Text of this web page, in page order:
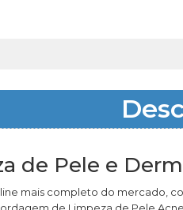
de Pele e
mais completo do mercado,